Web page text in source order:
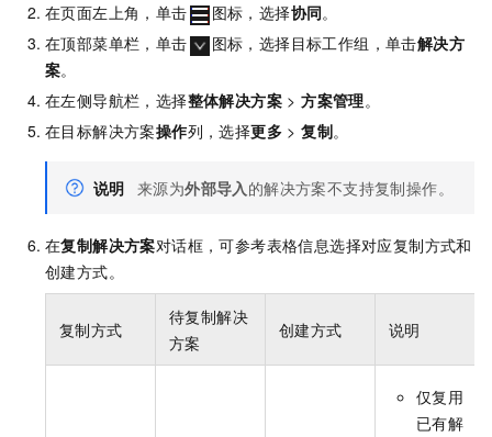
在页面左上角，单击
图标，选择协同。
在顶部菜单栏，单击
图标，选择目标工作组，单击解决方
案。
在左侧导航栏，选择整体解决方案 >方案管理。
在目标解决方案操作列，选择更多 >复制。
说明 来源为外部导入的解决方案不支持复制操作。
在复制解决方案对话框，可参考表格信息选择对应复制方式和
创建方式。
复制方式
待复制解决
方案
创建方式 说明
仅复用
已有解